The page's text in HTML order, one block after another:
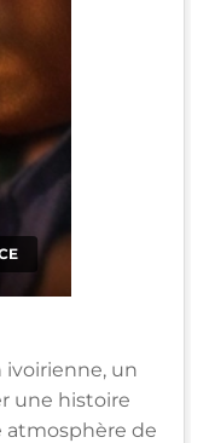
ivoirienne, un
une histoire
atmosphère de